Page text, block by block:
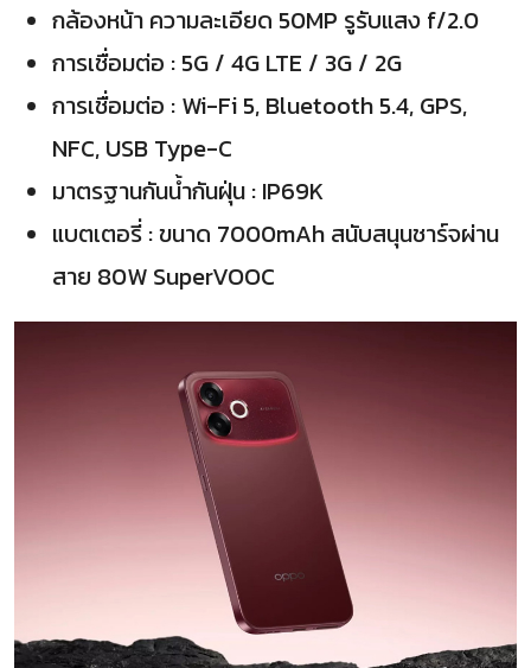
กล้องหน้า ความละเอียด 50MP รูรับแสง f/2.0
การเชื่อมต่อ : 5G / 4G LTE / 3G / 2G
การเชื่อมต่อ : Wi-Fi 5, Bluetooth 5.4, GPS,
NFC, USB Type-C
มาตรฐานกันน้ำกันฝุ่น : IP69K
แบตเตอรี่ : ขนาด 7000mAh สนับสนุนชาร์จผ่าน
สาย 80W SuperVOOC